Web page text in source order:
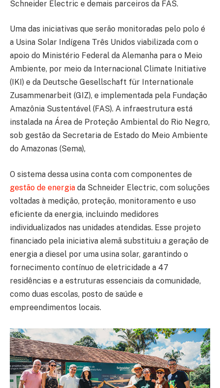
Schneider Electric e demais parceiros da FAS.
Uma das iniciativas que serão monitoradas pelo polo é
a Usina Solar Indígena Três Unidos viabilizada com o
apoio do Ministério Federal da Alemanha para o Meio
Ambiente, por meio da Internacional Climate Initiative
(IKI) e da Deutsche Gesellschaft für Internationale
Zusammenarbeit (GIZ), e implementada pela Fundação
Amazônia Sustentável (FAS). A infraestrutura está
instalada na Área de Proteção Ambiental do Rio Negro,
sob gestão da Secretaria de Estado do Meio Ambiente
do Amazonas (Sema),
O sistema dessa usina conta com componentes de
gestão de energia da Schneider Electric, com soluções
voltadas à medição, proteção, monitoramento e uso
eficiente da energia, incluindo medidores
individualizados nas unidades atendidas. Esse projeto
financiado pela iniciativa alemã substituiu a geração de
energia a diesel por uma usina solar, garantindo o
fornecimento contínuo de eletricidade a 47
residências e a estruturas essenciais da comunidade,
como duas escolas, posto de saúde e
empreendimentos locais.